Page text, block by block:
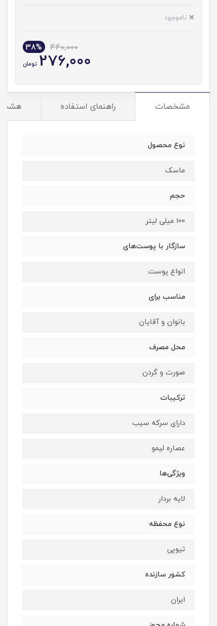
ناموجود
440,000
38%
276,000 تومان
مشخصات راهنمای استفاده
نوع محصول
ماسک
حجم
100 میلی لیتر
سازگار با پوست‌های
انواع پوست
مناسب برای
بانوان و آقایان
محل مصرف
صورت و گردن
ترکیبات
دارای سرکه سیب
عصاره لیمو
ویژگی‌ها
لایه بردار
نوع محفظه
تیوپی
کشور سازنده
ایران